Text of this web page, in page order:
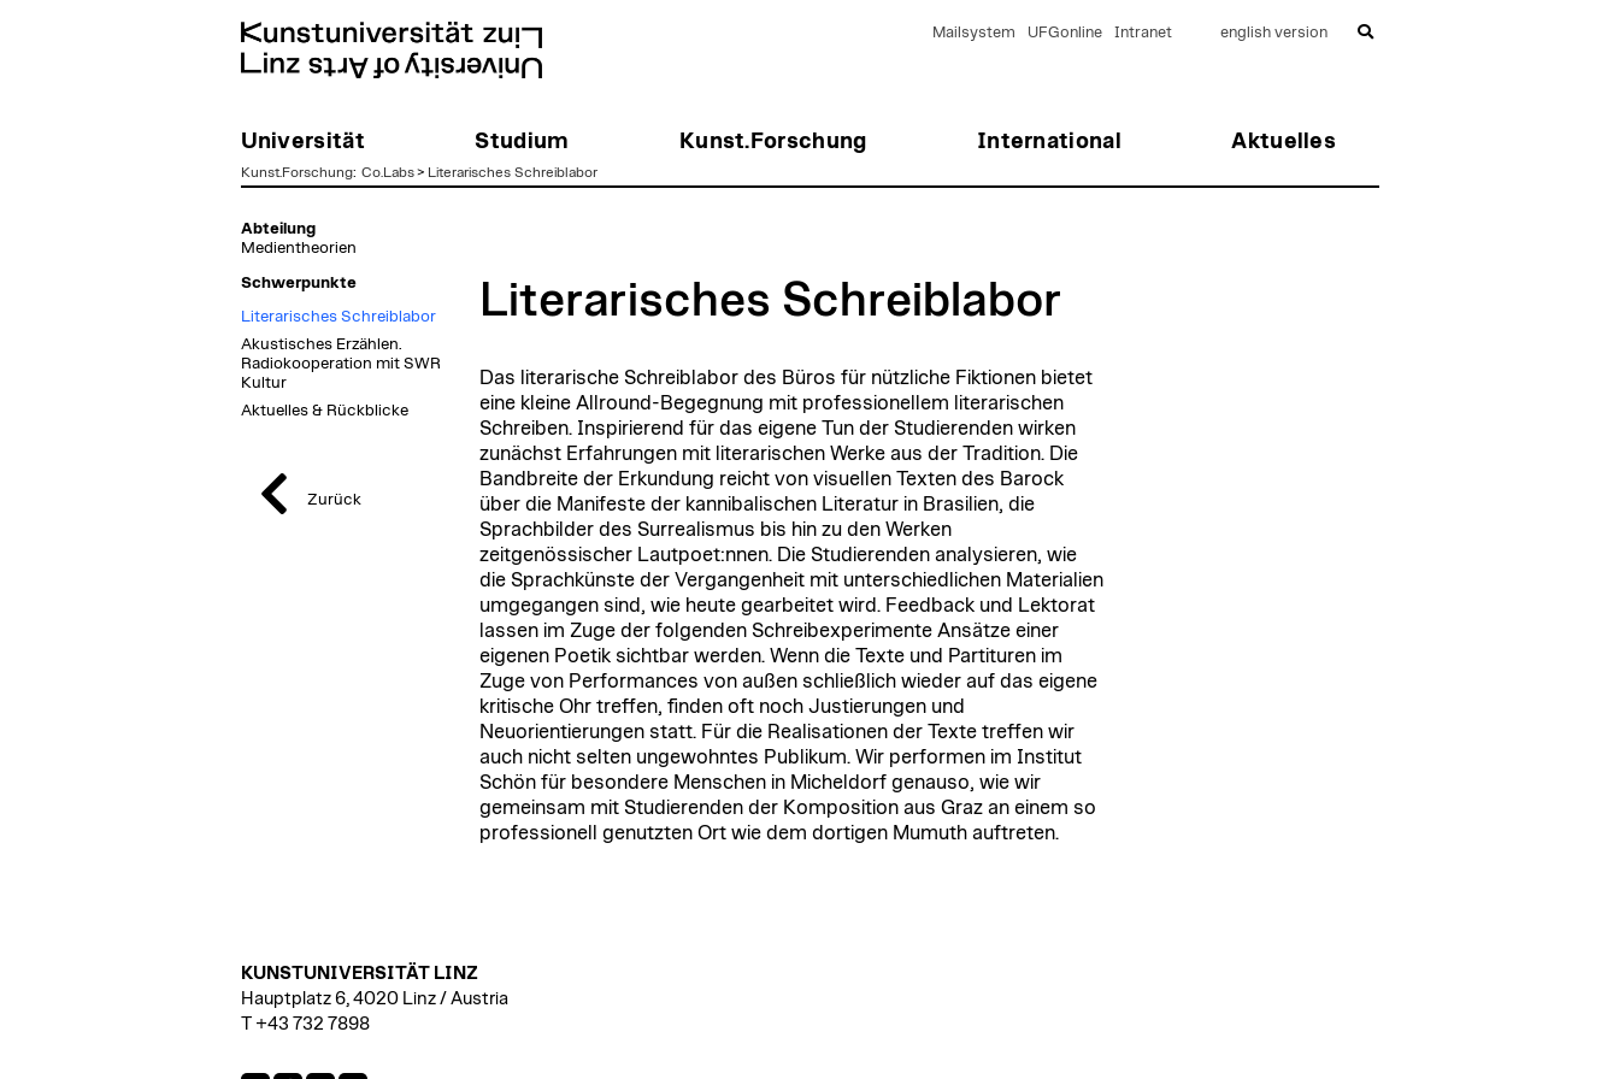
Universität Studium Kunst.Forschung International Aktuelles
Mailsystem UFGonline Intranet english version
Kunst.Forschung: Co.Labs> Literarisches Schreiblabor
Abteilung
Medientheorien
Schwerpunkte
Literarisches Schreiblabor
Akustisches Erzählen.
Radiokooperation mit SWR
Kultur
Aktuelles & Rückblicke
Zurück
Literarisches Schreiblabor
Das literarische Schreiblabor des Büros für nützliche Fiktionen bietet
eine kleine Allround-Begegnung mit professionellem literarischen
Schreiben. Inspirierend für das eigene Tun der Studierenden wirken
zunächst Erfahrungen mit literarischen Werke aus der Tradition. Die
Bandbreite der Erkundung reicht von visuellen Texten des Barock
über die Manifeste der kannibalischen Literatur in Brasilien, die
Sprachbilder des Surrealismus bis hin zu den Werken
zeitgenössischer Lautpoet:nnen. Die Studierenden analysieren, wie
die Sprachkünste der Vergangenheit mit unterschiedlichen Materialien
umgegangen sind, wie heute gearbeitet wird. Feedback und Lektorat
lassen im Zuge der folgenden Schreibexperimente Ansätze einer
eigenen Poetik sichtbar werden. Wenn die Texte und Partituren im
Zuge von Performances von außen schließlich wieder auf das eigene
kritische Ohr treffen, finden oft noch Justierungen und
Neuorientierungen statt. Für die Realisationen der Texte treffen wir
auch nicht selten ungewohntes Publikum. Wir performen im Institut
Schön für besondere Menschen in Micheldorf genauso, wie wir
gemeinsam mit Studierenden der Komposition aus Graz an einem so
professionell genutzten Ort wie dem dortigen Mumuth auftreten.
KUNSTUNIVERSITÄT LINZ
Hauptplatz 6, 4020 Linz / Austria
T +43 732 7898